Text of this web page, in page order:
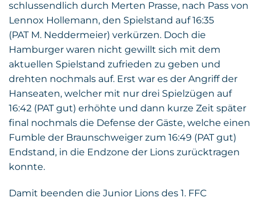
schlussendlich durch Merten Prasse, nach Pass von
Lennox Hollemann, den Spielstand auf 16:35
(PAT M. Neddermeier) verkürzen. Doch die
Hamburger waren nicht gewillt sich mit dem
aktuellen Spielstand zufrieden zu geben und
drehten nochmals auf. Erst war es der Angriff der
Hanseaten, welcher mit nur drei Spielzügen auf
16:42 (PAT gut) erhöhte und dann kurze Zeit später
final nochmals die Defense der Gäste, welche einen
Fumble der Braunschweiger zum 16:49 (PAT gut)
Endstand, in die Endzone der Lions zurücktragen
konnte.
Damit beenden die Junior Lions des 1. FFC